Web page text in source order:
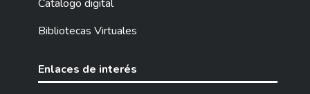
Catalogo digital
Bibliotecas Virtuales
Enlaces de interés